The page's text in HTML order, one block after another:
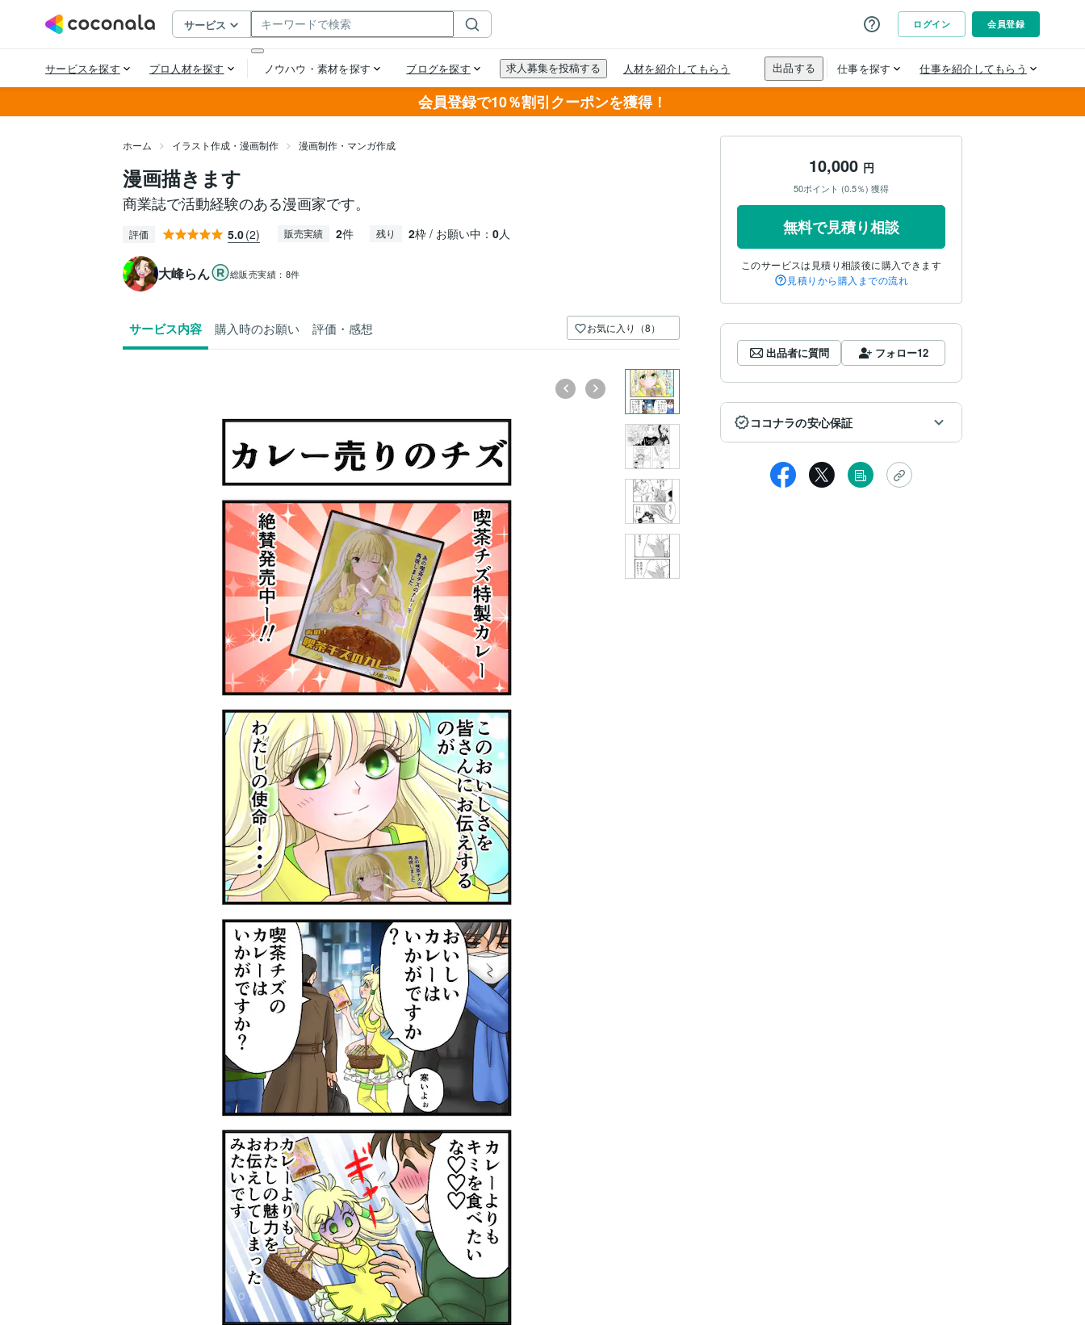
会員登録で10％割引クーポンを獲得！
ホーム イラスト作成・漫画制作 漫画制作・マンガ作成
漫画描きます
商業誌で活動経験のある漫画家です。
評価 5.0(2) 販売実績 2件 残り 2枠 / お願い中： 0人
大峰らん 総販売実績： 8件
サービス内容 購入時のお願い 評価・感想 お気に入り（8）
10,000 円
50ポイント (0.5％) 獲得
無料で見積り相談
このサービスは見積り相談後に購入できます
見積りから購入までの流れ
出品者に質問 フォロー12
ココナラの安心保証